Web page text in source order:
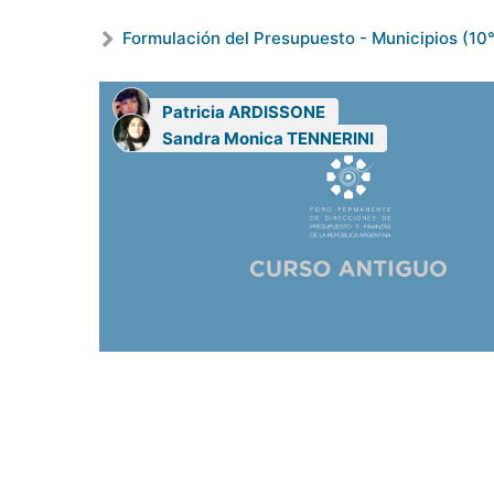
Formulación del Presupuesto - Municipios
Patricia ARDISSONE
Sandra Monica TENNERINI